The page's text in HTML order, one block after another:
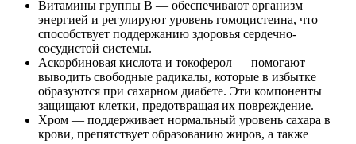
Витамины группы В — обеспечивают организм
энергией и регулируют уровень гомоцистеина, что
способствует поддержанию здоровья сердечно-
сосудистой системы.
Аскорбиновая кислота и токоферол — помогают
выводить свободные радикалы, которые в избытке
образуются при сахарном диабете. Эти компоненты
защищают клетки, предотвращая их повреждение.
Хром — поддерживает нормальный уровень сахара в
крови, препятствует образованию жиров, а также